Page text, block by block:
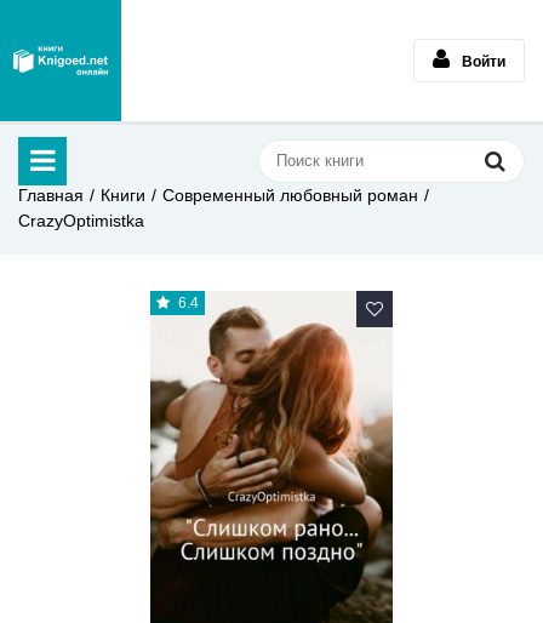
Войти
Главная Книги
Современный любовный роман
CrazyOptimistka
6.4